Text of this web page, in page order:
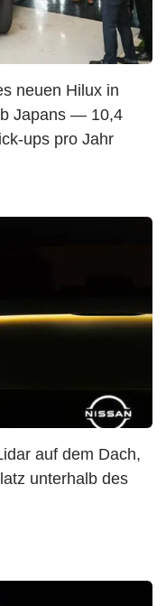
neuen Hilux in
Japans — 10,4
ups pro Jahr
auf dem Dach,
unterhalb des